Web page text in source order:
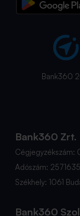
Bank360
Bank360 Zrt.
Cégjegyzékszám:
Adószám:
Székhely: 1061
Bank360